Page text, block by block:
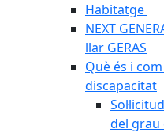
Habitatge
NEXT
llar GERAS
Què és i
discapacitat
del grau